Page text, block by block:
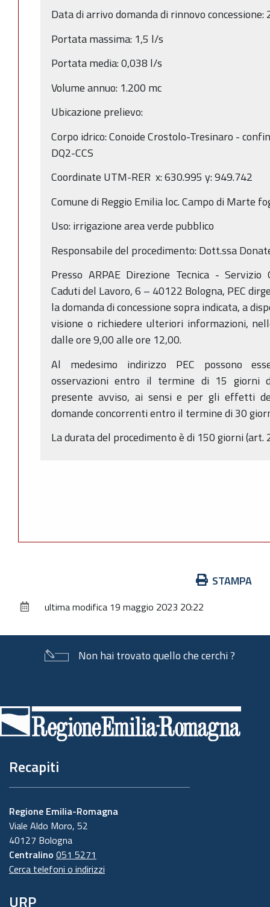
Data di arrivo domanda di rinnovo
Portata massima: 1,5 l/s
Portata media: 0,038 l/s
Volume annuo: 1.200 mc
Ubicazione prelievo:
Corpo idrico: Conoide Crostolo-Tresinaro -
DQ2-CCS
Coordinate UTM-RER x: 630.995 y: 949.742
Comune di Reggio Emilia loc. Campo di Marte
Uso: irrigazione area verde pubblico
Responsabile del procedimento: Dott.ssa
Presso ARPAE Direzione Tecnica - Servizio
Caduti del Lavoro, 6 – 40122 Bologna, PEC
la domanda di concessione sopra indicata, a
visione o richiedere ulteriori informazioni,
dalle ore 9,00 alle ore 12,00.
Al medesimo indirizzo PEC possono
osservazioni entro il termine di 15 giorni
presente avviso, ai sensi e per gli effetti
domande concorrenti entro il termine di 30
La durata del procedimento è di 150 giorni (art.
documento
STAMPA
ultima modifica 19 maggio 2023 20:22
Non hai trovato quello che cerchi ?
di
pagina
Recapiti
Regione Emilia-Romagna
Viale Aldo Moro, 52
40127 Bologna
Centralino 051 5271
Cerca telefoni o indirizzi
URP